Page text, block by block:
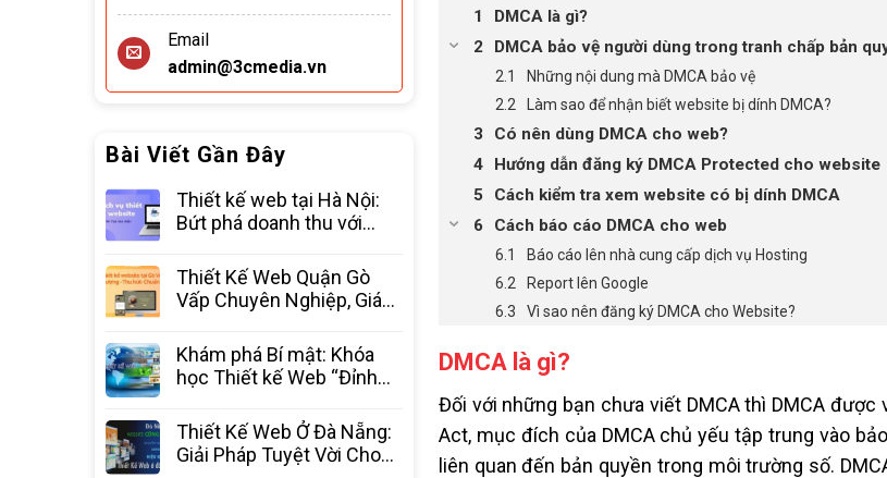
Email
admin@3cmedia.vn
Bài Viết Gần Đây
Thiết kế web tại Hà Nội:
Bứt phá doanh thu với
3C Media
Thiết Kế Web Quận Gò
Vấp Chuyên Nghiệp, Giá
Khám phá Bí mật: Khóa
học Thiết kế Web “Đỉnh
nghiệp
Thiết Kế Web Ở Đà Nẵng:
Giải Pháp Tuyệt Vời Cho
DMCA là gì?
DMCA bảo vệ người dùng trong tranh chấp bản
Những nội dung mà DMCA bảo vệ
Làm sao để nhận biết website bị dính DMCA?
Có nên dùng DMCA cho web?
Hướng dẫn đăng ký DMCA Protected cho website
Cách kiểm tra xem website có bị dính DMCA
Cách báo cáo DMCA cho web
Báo cáo lên nhà cung cấp dịch vụ Hosting
Report lên Google
Vì sao nên đăng ký DMCA cho Website?
DMCA là gì?
Đối với những bạn chưa viết DMCA thì DMCA
Act, mục đích của DMCA chủ yếu tập trung vào
liên quan đến bản quyền trong môi trường số.